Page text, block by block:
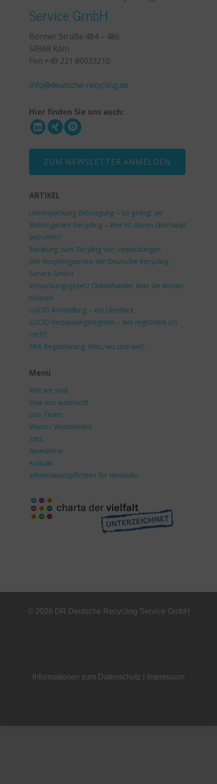
Service GmbH
Bonner Straße 484 – 486
50968 Köln
Fon +49 221 80033210
info@deutsche-recycling.de
Hier finden Sie uns auch:
ZUM NEWSLETTER ANMELDEN
ARTIKEL
Umverpackung Entsorgung – so gelingt sie
Elektrogeräte Recycling – Wer ist davon überhaupt
betroffen?
Beratung zum Recyling von Verpackungen
Der Recyclingservice der Deutsche Recycling
Service GmbH
Verpackungsgesetz Onlinehandel: Was Sie wissen
müssen
LUCID Anmeldung – ein Überblick
LUCID Verpackungsregister – wie registriere ich
mich?
EAR Registrierung: Was, wo und wie?
Menü
Wer wir sind
Was uns ausmacht
Das Team
Vision / Wertekodex
Jobs
Newsletter
Kontakt
Informationspflichten für Hersteller
© 2026 DR Deutsche Recycling Service GmbH
Informationen zum Datenschutz Impressum